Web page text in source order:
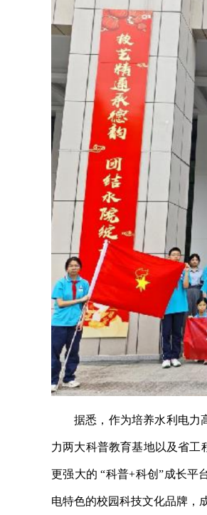
据悉，作为培养水利电力
力两大科普教育基地以及省工
更强大的 “科普+科创”成长平
电特色的校园科技文化品牌，